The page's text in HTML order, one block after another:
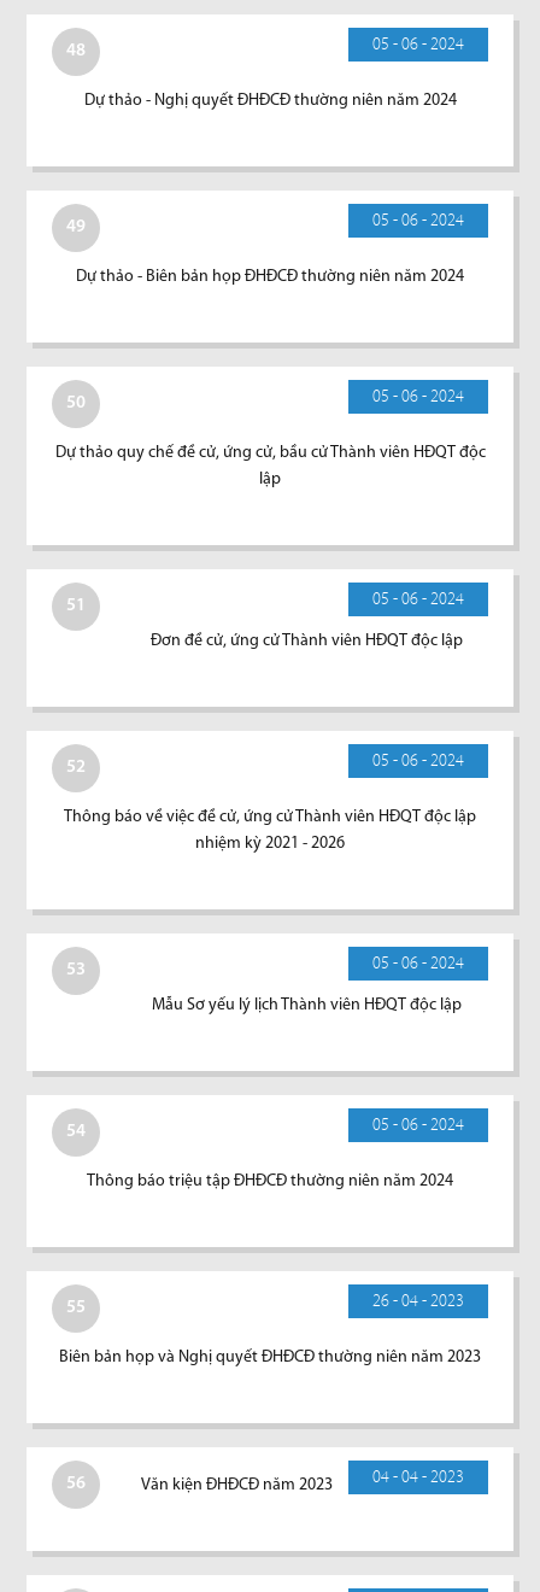
48 05 - 06 - 2024
Dự thảo - Nghị quyết ĐHĐCĐ thường niên năm 2024
49 05 - 06 - 2024
Dự thảo - Biên bản họp ĐHĐCĐ thường niên năm 2024
50 05 - 06 - 2024
Dự thảo quy chế đề cử, ứng cử, bầu cử Thành viên HĐQT độc
lập
51 05 - 06 - 2024
Đơn đề cử, ứng cử Thành viên HĐQT độc lập
52 05 - 06 - 2024
Thông báo về việc đề cử, ứng cử Thành viên HĐQT độc lập
nhiệm kỳ 2021 - 2026
53 05 - 06 - 2024
Mẫu Sơ yếu lý lịch Thành viên HĐQT độc lập
54 05 - 06 - 2024
Thông báo triệu tập ĐHĐCĐ thường niên năm 2024
55 26 - 04 - 2023
Biên bản họp và Nghị quyết ĐHĐCĐ thường niên năm 2023
56 04 - 04 - 2023
Văn kiện ĐHĐCĐ năm 2023